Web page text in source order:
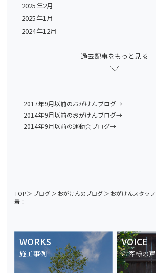
2025年2月
2025年1月
2024年12月
過去記事をもっと見る
2017年9月以前のおがけんブログ→
2014年9月以前のおがけんブログ→
2014年9月以前の運動会ブログ→
TOP＞ ブログ＞ おがけんのブログ＞ おがけんスタッフ
着！
WORKS
施工事例
VOICE
お客様の声